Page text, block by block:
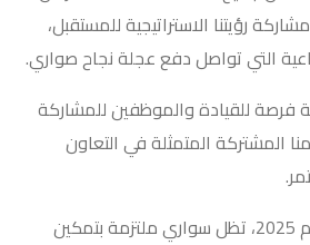
رؤيتنا الاستراتيجية للمستقبل،
التي تواصل دفع عجلة نجاح صواري.
فرصة للقيادة والموظفين للمشاركة
المشتركة المتمثلة في التعاون
بينما نمضي قدمًا في عام 2025، تظل سواري ملتزمة بتمكين